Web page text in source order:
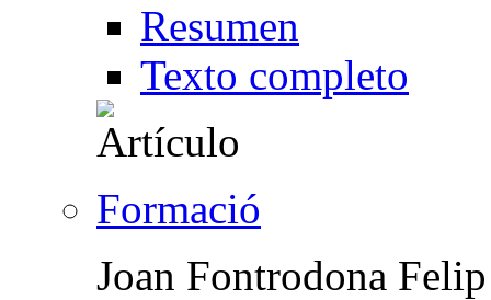
Resumen
Texto completo
Formació
Joan Fontrodona Felip